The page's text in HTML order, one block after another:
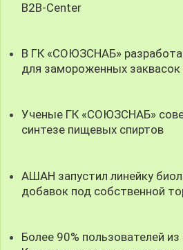
B2B-Center
В ГК «СОЮЗСНАБ»
для замороженных заквасок
Ученые ГК «СОЮЗСНАБ»
синтезе пищевых спиртов
АШАН запустил линейку
добавок под собственной
Более 90% пользователей